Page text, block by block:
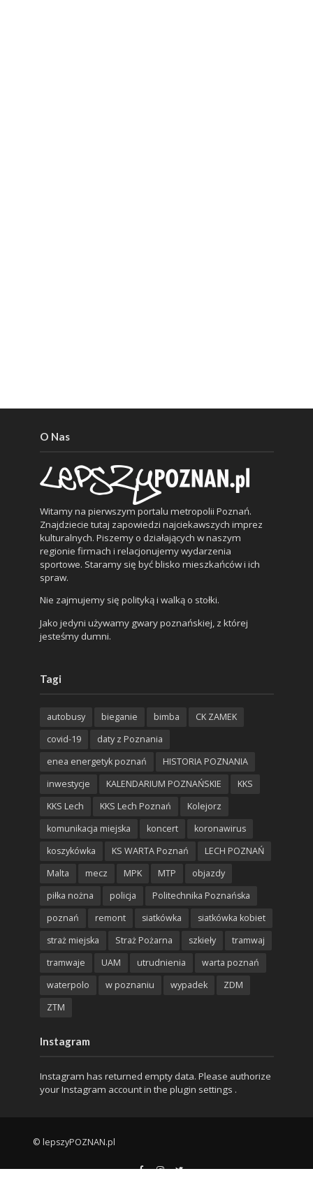
O Nas
Witamy na pierwszym portalu metropolii Poznań.
Znajdziecie tutaj zapowiedzi najciekawszych imprez
kulturalnych. Piszemy o działających w naszym
regionie firmach i relacjonujemy wydarzenia
sportowe. Staramy się być blisko mieszkańców i ich
spraw.
Nie zajmujemy się polityką i walką o stołki.
Jako jedyni używamy gwary poznańskiej, z której
jesteśmy dumni.
Tagi
autobusy bieganie bimba
CK ZAMEK
covid-19
daty z Poznania
enea energetyk poznań
HISTORIA POZNANIA
inwestycje
KALENDARIUM POZNAŃSKIE
KKS
KKS Lech
KKS Lech Poznań
Kolejorz
komunikacja miejska
koncert
koronawirus
koszykówka
KS WARTA Poznań
LECH POZNAŃ
Malta
mecz MPK MTP
objazdy
piłka nożna
policja
Politechnika Poznańska
poznań
remont siatkówka
siatkówka kobiet
straż miejska
Straż Pożarna szkieły
tramwaj
tramwaje
UAM utrudnienia
warta poznań
waterpolo
w poznaniu wypadek
ZDM
ZTM
Instagram
Instagram has returned empty data. Please authorize
your Instagram account in the plugin settings .
© lepszyPOZNAN.pl